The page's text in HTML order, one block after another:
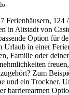
Ferienhäusern, 124
in Altstadt von
Option für
Urlaub in einer
Familie oder
Zum
und ein Trockner.
barrierearmen